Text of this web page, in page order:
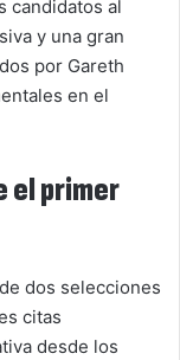
candidatos al
y una gran
por Gareth
en el
el primer
dos selecciones
citas
desde los